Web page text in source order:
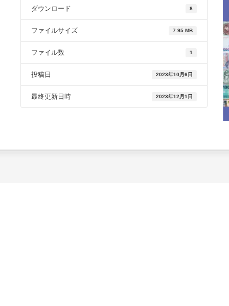
ダウンロード 8
ファイルサイズ 7.95 MB
ファイル数 1
投稿日 2023年10月6日
最終更新日時 2023年12月1日